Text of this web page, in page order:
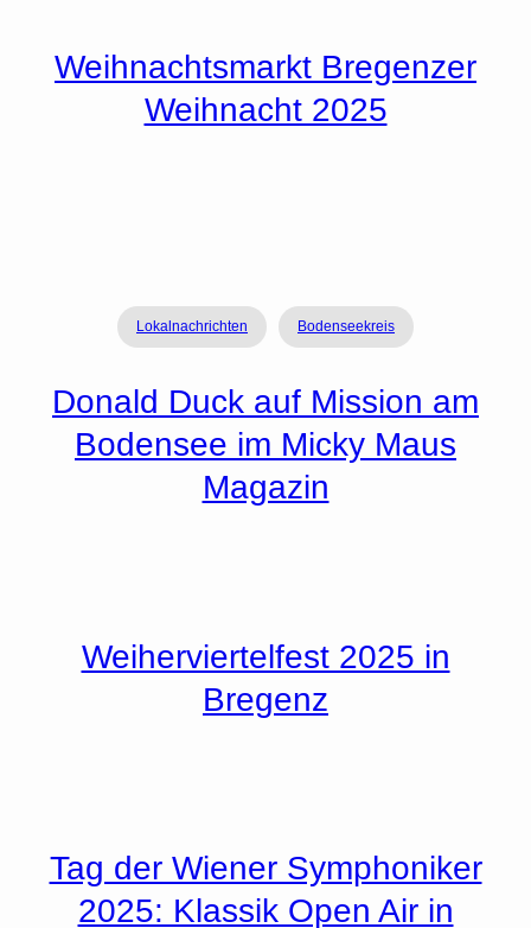
Weihnachtsmarkt Bregenzer
Weihnacht 2025
Lokalnachrichten Bodenseekreis
Donald Duck auf Mission am
Bodensee im Micky Maus
Magazin
Weiherviertelfest 2025 in
Bregenz
Tag der Wiener Symphoniker
2025: Klassik Open Air in